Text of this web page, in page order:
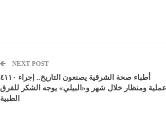
NEXT POST
أطباء صحة الشرقية يصنعون التاريخ.. إجراء ٤١١٠
عملية ومنظار خلال شهر و«البيلي» يوجه الشكر للفرق
الطبية